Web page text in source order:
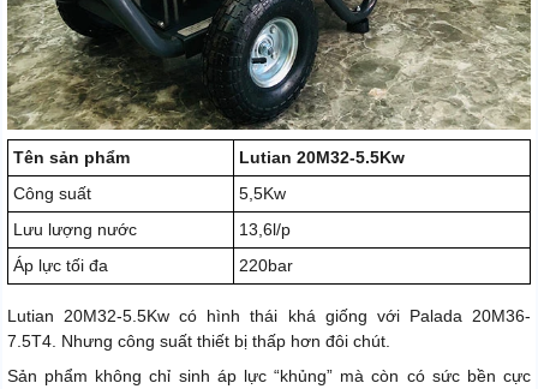
Tên sản phẩm
Lutian 20M32-5.5Kw
Công suất
5,5Kw
Lưu lượng nước
13,6l/p
Áp lực tối đa
220bar
Lutian 20M32-5.5Kw có hình thái khá giống với Palada 20M36-
7.5T4. Nhưng công suất thiết bị thấp hơn đôi chút.
Sản phẩm không chỉ sinh áp lực “khủng” mà còn có sức bền cực